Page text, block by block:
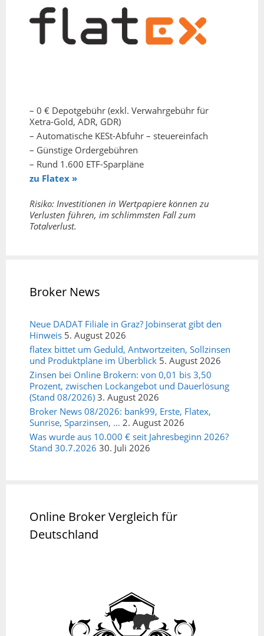
– 0 € Depotgebühr (exkl. Verwahrgebühr für
Xetra-Gold, ADR, GDR)
– Automatische KESt-Abfuhr – steuereinfach
– Günstige Ordergebühren
– Rund 1.600 ETF-Sparpläne
zu Flatex »
Risiko: Investitionen in Wertpapiere können zu
Verlusten führen, im schlimmsten Fall zum
Totalverlust.
Broker News
Neue DADAT Filiale in Graz? Jobinserat gibt den
Hinweis 5. August 2026
flatex bittet um Geduld, Antwortzeiten, Sollzinsen
und Produktpläne im Überblick 5. August 2026
Zinsen bei Online Brokern: von 0,01 bis 3,50
Prozent, zwischen Lockangebot und Dauerlösung
(Stand 08/2026) 3. August 2026
Broker News 08/2026: bank99, Erste, Flatex,
Sunrise, Sparzinsen, … 2. August 2026
Was wurde aus 10.000 € seit Jahresbeginn 2026?
Stand 30.7.2026 30. Juli 2026
Online Broker Vergleich für
Deutschland